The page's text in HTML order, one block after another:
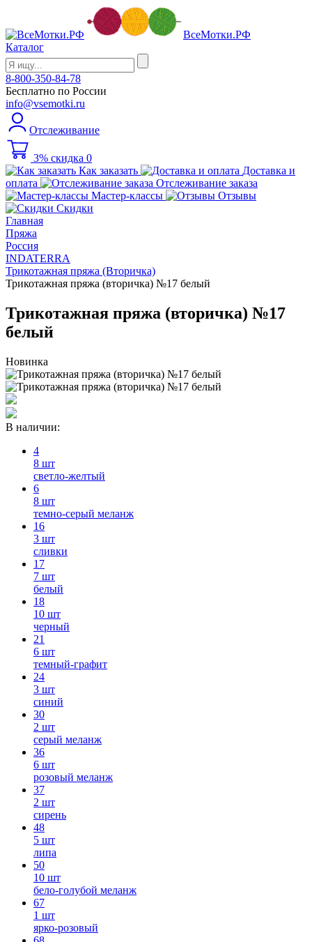
ВсеМотки.РФ
Каталог
8-800-350-84-78
Бесплатно по России
info@vsemotki.ru
Отслеживание
3% скидка 0
Как заказать
Доставка и
оплата
Отслеживание заказа
Мастер-классы
Отзывы
Скидки
Главная
Пряжа
Россия
INDATERRA
Трикотажная пряжа (Вторичка)
Трикотажная пряжа (вторичка) №17 белый
Трикотажная пряжа (вторичка) №17
белый
Новинка
В наличии:
4
8 шт
светло-желтый
6
8 шт
темно-серый меланж
16
3 шт
сливки
17
7 шт
белый
18
10 шт
черный
21
6 шт
темный-графит
24
3 шт
синий
30
2 шт
серый меланж
36
6 шт
розовый меланж
37
2 шт
сирень
48
5 шт
липа
50
10 шт
бело-голубой меланж
67
1 шт
ярко-розовый